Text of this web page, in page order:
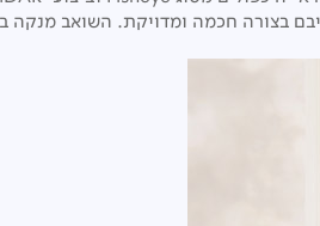
בצורה חכמה ומדויקת. השואב מנקה